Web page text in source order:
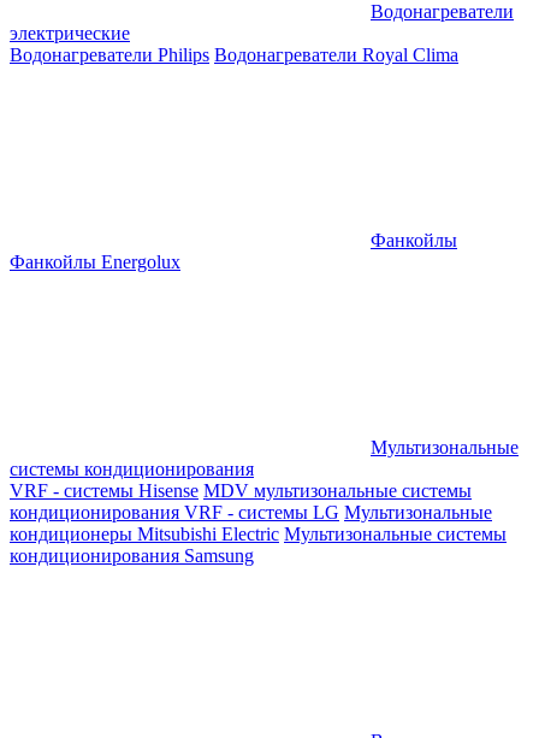
Водонагреватели
электрические
Водонагреватели Philips Водонагреватели Royal Clima
Фанкойлы
Фанкойлы Energolux
Мультизональные
системы кондиционирования
VRF - системы Hisense MDV мультизональные системы
кондиционирования VRF - системы LG Мультизональные
кондиционеры Mitsubishi Electric Мультизональные системы
кондиционирования Samsung